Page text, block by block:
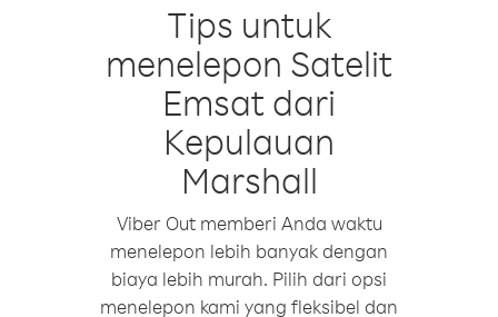
Tips untuk
menelepon Satelit
Emsat dari
Kepulauan
Marshall
Viber Out memberi Anda waktu
menelepon lebih banyak dengan
biaya lebih murah. Pilih dari opsi
menelepon kami yang fleksibel dan